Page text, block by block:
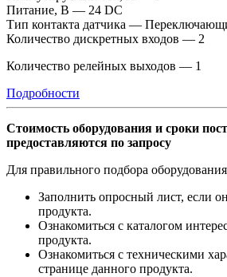
Питание, В — 24 DC
Тип контакта датчика —
Количество дискретных входов — 2
Количество релейных выходов — 1
Подробности
Стоимость оборудования и сроки
предоставляются по запросу
Для правильного подбора
Заполнить опросный лист, если
продукта.
Ознакомиться с каталогом
продукта.
Ознакомиться с техническими
странице данного продукта.